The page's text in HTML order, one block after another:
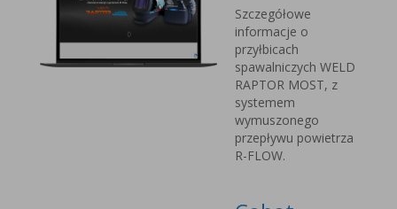
Szczegółowe
informacje o
przyłbicach
spawalniczych WELD
RAPTOR MOST, z
systemem
wymuszonego
przepływu powietrza
R-FLOW.